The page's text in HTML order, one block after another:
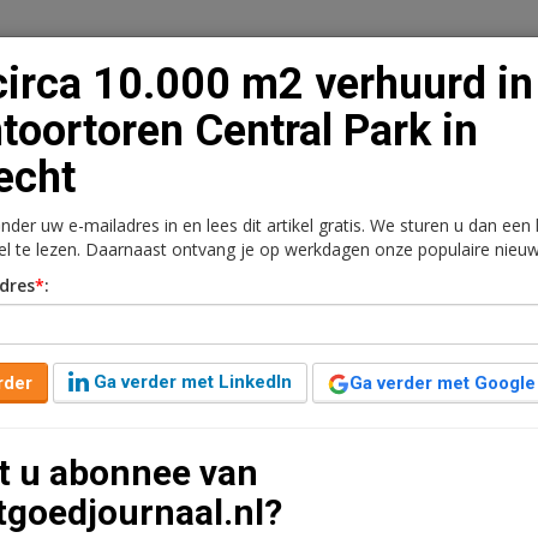
Vacaturebank
Kantoren Retail Logistiek Juridisch | Fiscaal
in kantoortoren
per augustus 2021 haar Nederlandse
en gaat ca. 1.350 m² kantoorruimte op de
10.000 m2 verhuurd in
Central Park in
uw e-mailadres in en lees dit artikel gratis. We sturen u dan een
te lezen. Daarnaast ontvang je op werkdagen onze populaire
*:
Ga verder met LinkedIn Ga verder met Google
u abonnee van